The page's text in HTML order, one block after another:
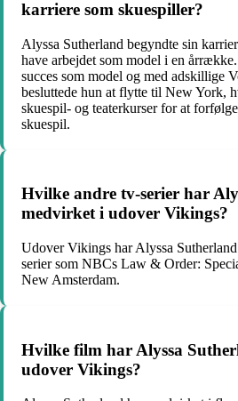
karriere som skuespiller?
Alyssa Sutherland begyndte sin
have arbejdet som model i en
succes som model og med adskillige
besluttede hun at flytte til New York,
skuespil- og teaterkurser for at
skuespil.
Hvilke andre tv-serier har
medvirket i udover Vikings?
Udover Vikings har Alyssa
serier som NBCs Law & Order:
New Amsterdam.
Hvilke film har Alyssa
udover Vikings?